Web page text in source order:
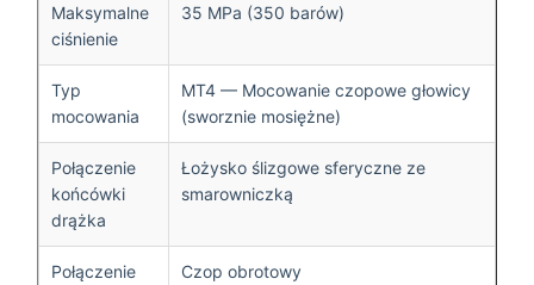
Maksymalne
ciśnienie
35 MPa (350 barów)
Typ
mocowania
MT4 — Mocowanie czopowe głowicy
(sworznie mosiężne)
Połączenie
końcówki
drążka
Łożysko ślizgowe sferyczne ze
smarowniczką
Połączenie
Czop obrotowy